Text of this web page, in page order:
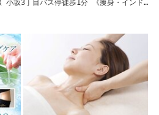
小坂3丁目バス停徒歩1分 《痩身・インド